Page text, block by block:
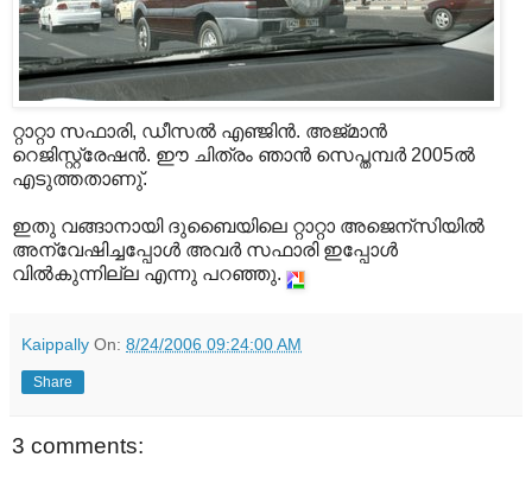
റ്റാറ്റാ സഫാരി, ഡീസല്‍ എഞ്ജിന്‍. അജ്മാന്‍
റെജിസ്റ്റ്രേഷന്‍. ഈ ചിത്രം ഞാന്‍ സെപ്തമ്പര്‍ 2005ല്‍
എടുത്തതാണു്.
ഇതു വങ്ങാനായി ദുബൈയിലെ റ്റാറ്റാ അജെന്സിയില്‍
അന്വേഷിച്ചപ്പോള്‍ അവര്‍ സഫാരി ഇപ്പോള്‍
വില്‍‌കുന്നില്ല എന്നു പറഞ്ഞു.
Kaippally On: 8/24/2006 09:24:00 AM
Share
3 comments: